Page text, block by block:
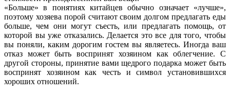
«Больше» в понятиях китайцев обычно означает «лучше»,
поэтому хозяева порой считают своим долгом предлагать еды
больше, чем они могут съесть, или предлагать помощь, от
которой вы уже отказались. Делается это все для того, чтобы
вы поняли, каким дорогим гостем вы являетесь. Иногда ваш
отказ может быть воспринят хозяином как облегчение. С
другой стороны, принятие вами щедрого подарка может быть
воспринят хозяином как честь и символ установившихся
хороших отношений.